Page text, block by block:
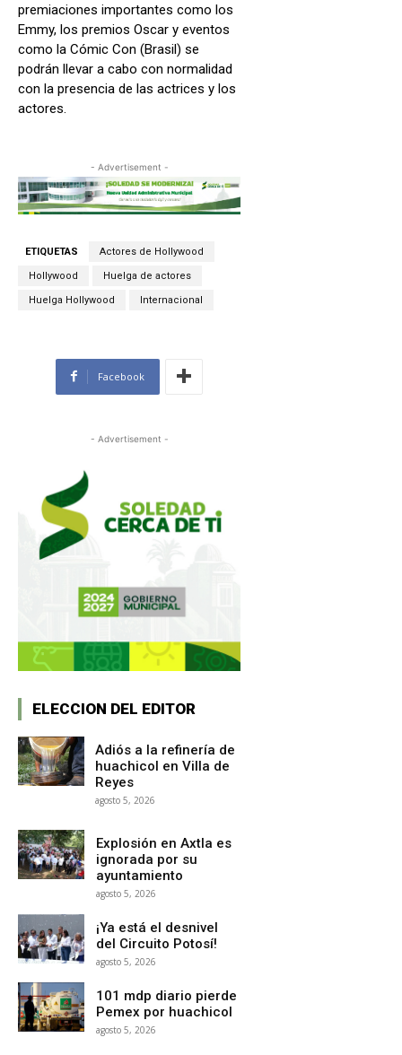
premiaciones importantes como los
Emmy, los premios Oscar y eventos
como la Cómic Con (Brasil) se
podrán llevar a cabo con normalidad
con la presencia de las actrices y los
actores.
- Advertisement -
ETIQUETAS Actores de Hollywood
Hollywood Huelga de actores
Huelga Hollywood Internacional
Facebook
- Advertisement -
ELECCION DEL EDITOR
Adiós a la refinería de
huachicol en Villa de
Reyes
agosto 5, 2026
Explosión en Axtla es
ignorada por su
ayuntamiento
agosto 5, 2026
¡Ya está el desnivel
del Circuito Potosí!
agosto 5, 2026
101 mdp diario pierde
Pemex por huachicol
agosto 5, 2026